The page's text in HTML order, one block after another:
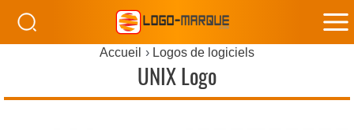
Accueil Logos de logiciels
UNIX Logo